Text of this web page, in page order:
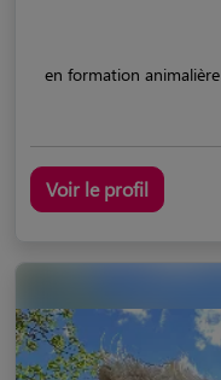
en formation animalière
Voir le profil